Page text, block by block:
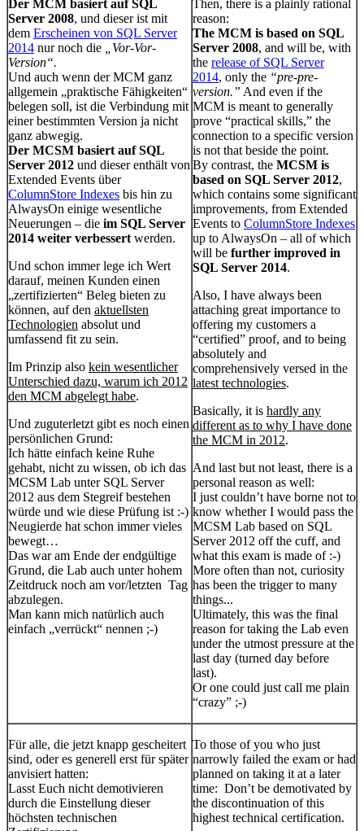
Der MCM basiert auf SQL
Server 2008, und dieser ist mit
dem Erscheinen von SQL Server
2014 nur noch die
„Vor-Vor-
Version“.
Und auch wenn der MCM ganz
allgemein „praktische Fähigkeiten“
belegen soll, ist die Verbindung mit
einer bestimmten Version ja nicht
ganz abwegig.
Der MCSM basiert auf SQL
Server 2012 und dieser enthält von
Extended Events über
ColumnStore Indexes bis hin zu
AlwaysOn einige wesentliche
Neuerungen – die im SQL Server
2014 weiter verbessert werden.
Und schon immer lege ich Wert
darauf, meinen Kunden einen
„zertifizierten“ Beleg bieten zu
können, auf den aktuellsten
Technologien absolut und
umfassend fit zu sein.
Im Prinzip also kein wesentlicher
Unterschied dazu, warum ich 2012
den MCM abgelegt habe.
Und zuguterletzt gibt es noch einen
persönlichen Grund:
Ich hätte einfach keine Ruhe
gehabt, nicht zu wissen, ob ich das
MCSM Lab unter SQL Server
2012 aus dem Stegreif bestehen
würde und wie diese Prüfung ist :-)
Neugierde hat schon immer vieles
bewegt…
Das war am Ende der endgültige
Grund, die Lab auch unter hohem
Zeitdruck noch am vor/letzten Tag
abzulegen.
Man kann mich natürlich auch
einfach „verrückt“ nennen ;-)
Then, there is a plainly rational
reason:
The MCM is based on SQL
Server 2008, and will be, with
the release of SQL Server
2014, only the “pre-pre-
version.” And even if the
MCM is meant to generally
prove “practical skills,” the
connection to a specific version
is not that beside the point.
By contrast, the MCSM is
based on SQL Server 2012,
which contains some significant
improvements, from Extended
Events to ColumnStore Indexes
up to AlwaysOn – all of which
will be further improved in
SQL Server 2014.
Also, I have always been
attaching great importance to
offering my customers a
“certified” proof, and to being
absolutely and
comprehensively versed in the
latest technologies.
Basically, it is hardly any
different as to why I have done
the MCM in 2012.
And last but not least, there is a
personal reason as well:
I just couldn’t have borne not to
know whether I would pass the
MCSM Lab based on SQL
Server 2012 off the cuff, and
what this exam is made of :-)
More often than not, curiosity
has been the trigger to many
things...
Ultimately, this was the final
reason for taking the Lab even
under the utmost pressure at the
last day (turned day before
last).
Or one could just call me plain
“crazy” ;-)
Für alle, die jetzt knapp gescheitert
sind, oder es generell erst für später
anvisiert hatten:
Lasst Euch nicht demotivieren
durch die Einstellung dieser
höchsten technischen
To those of you who just
narrowly failed the exam or had
planned on taking it at a later
time: Don’t be demotivated by
the discontinuation of this
highest technical certification.